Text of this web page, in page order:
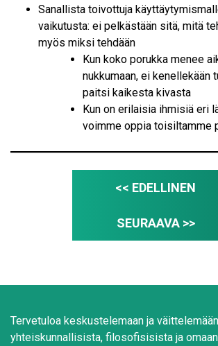
Sanallista toivottuja
vaikutusta: ei pelkästään sitä, mitä
myös miksi tehdään
Kun koko porukka menee
nukkumaan, ei kenellekään
paitsi kaikesta kivasta
Kun on erilaisia ihmisiä eri
voimme oppia toisiltamme
<< EDELLINEN
SEURAAVA >>
Tervetuloa keskustelemaan ja väittelemään
yhteiskunnallisista, filosofisisista ja